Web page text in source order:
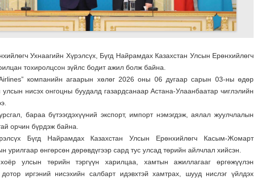
Ухнаагийн Хүрэлсүх, Бүгд Найрамдах Казахстан Улсын Ерөнхийлөгч
тохиролцсон зүйлс бодит ажил болж байна.
компанийн агаарын хөлөг 2026 оны 06 дугаар сарын 03-ны өдөр
улсын нисэх онгоцны буудалд газардсанаар Астана-Улаанбаатар чиглэлийн
бараа бүтээгдэхүүний экспорт, импорт нэмэгдэж, аялал жуулчлалын
орчин бүрдэж байна.
Бүгд Найрамдах Казахстан Улсын Ерөнхийлөгч Касым-Жомарт
урилгаар өнгөрсөн дөрөвдүгээр сард тус улсад төрийн айлчлал хийсэн.
улсын төрийн тэргүүн харилцаа, хамтын ажиллагааг өргөжүүлэн
дотор иргэний нисэхийн салбарт идэвхтэй хамтрах, шууд нислэг үйлдэх